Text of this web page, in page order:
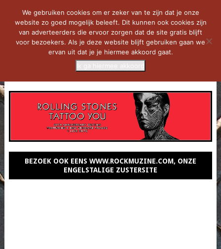
BEZOEK OOK EENS WWW.ROCKMUZINE.COM, ONZE
ENGELSTALIGE ZUSTERSITE
We gebruiken cookies om er zeker van te zijn dat je onze
website zo goed mogelijk beleeft. Dit kunnen ook cookies zijn
van adverteerders die ervoor zorgen dat de site gratis blijft
voor bezoekers. Als je deze website blijft gebruiken gaan we
ervan uit dat je je hiermee akkoord gaat.
Ik ga hiermee akkoord